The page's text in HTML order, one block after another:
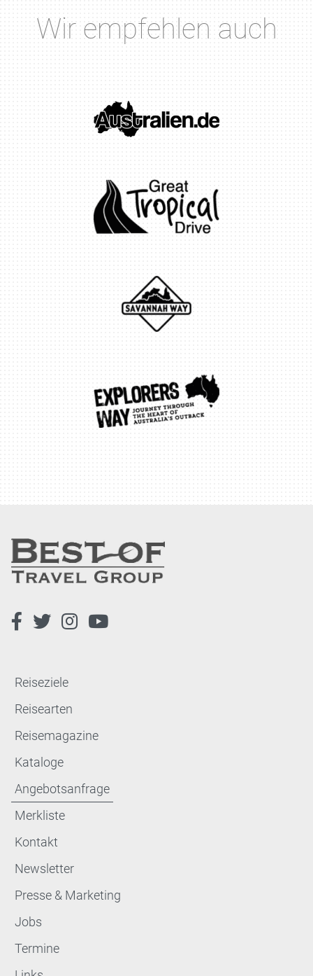
Wir empfehlen auch
Reiseziele
Reisearten
Reisemagazine
Kataloge
Angebotsanfrage
Merkliste
Kontakt
Newsletter
Presse & Marketing
Jobs
Termine